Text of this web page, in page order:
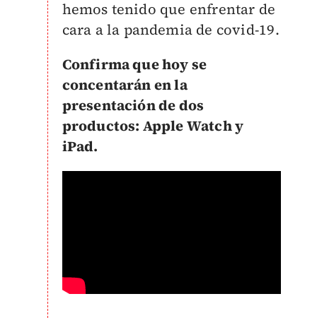
hemos tenido que enfrentar de
cara a la pandemia de covid-19.
Confirma que hoy se
concentarán en la
presentación de dos
productos: Apple Watch y
iPad.